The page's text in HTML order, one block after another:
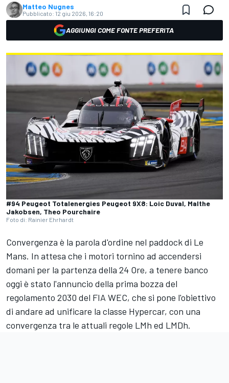
Matteo Nugnes
Pubblicato: 12 giu 2026, 16:20
AGGIUNGI COME FONTE PREFERITA
#94 Peugeot Totalenergies Peugeot 9X8: Loic Duval, Malthe
Jakobsen, Theo Pourchaire
Foto di: Rainier Ehrhardt
Convergenza è la parola d'ordine nel paddock di Le
Mans. In attesa che i motori tornino ad accendersi
domani per la partenza della 24 Ore, a tenere banco
oggi è stato l'annuncio della prima bozza del
regolamento 2030 del FIA WEC, che si pone l'obiettivo
di andare ad unificare la classe Hypercar, con una
convergenza tra le attuali regole LMh ed LMDh.